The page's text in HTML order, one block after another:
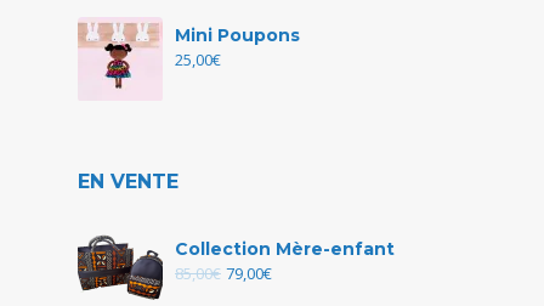
Mini Poupons
25,00€
EN VENTE
Collection Mère-enfant
85,00€ 79,00€